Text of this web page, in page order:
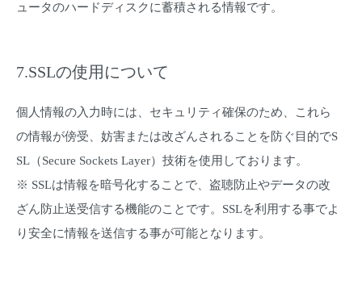
ュータのハードディスクに蓄積される情報です。
7.SSLの使用について
個人情報の入力時には、セキュリティ確保のため、これら
の情報が傍受、妨害または改ざんされることを防ぐ目的でS
SL（Secure Sockets Layer）技術を使用しております。
※ SSLは情報を暗号化することで、盗聴防止やデータの改
ざん防止送受信する機能のことです。SSLを利用する事でよ
り安全に情報を送信する事が可能となります。